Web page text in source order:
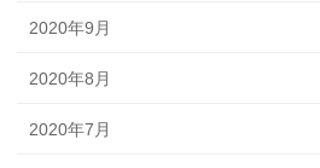
2020年9月
2020年8月
2020年7月